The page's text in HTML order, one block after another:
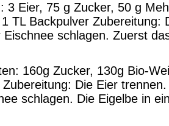
3 Eier, 75 g Zucker, 50 g
TL Backpulver Zubereitung:
Eischnee schlagen. Zuerst
160g Zucker, 130g Bio-
Die Eier
schlagen. Die Eigelbe in